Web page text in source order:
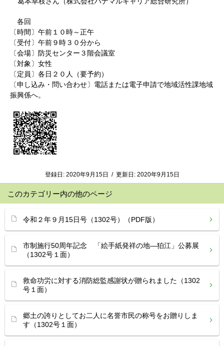
各回
〔時間〕午前１０時～正午
〔受付〕午前９時３０分から
〔会場〕防災センター３階会議室
〔対象〕女性
〔定員〕各日２０人（要予約）
〔申し込み・問い合わせ〕電話または電子申請で地域活性課地域
振興係へ。
登録日: 2020年9月15日 / 更新日: 2020年9月15日
このカテゴリー内の他のページ
令和２年９月15日号（1302号）（PDF版）
市制施行50周年記念 「絵手紙発祥の地―狛江」公募展
（1302号１面）
救命功労に対する消防総監感謝状が贈られました（1302
号１面）
郷土の誇りとしてお二人に名誉市民の称号をお贈りしま
す（1302号１面）